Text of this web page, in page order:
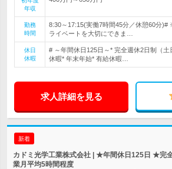
年収
勤務
時間
8:30～17:15(実働7時間45分／休憩60分
ライベートを大切にできま…
休日
休暇
# ～年間休日125日～* 完全週休2日制（
休暇* 年末年始* 有給休暇…
求人詳細を見る
新着
カドミ光学工業株式会社 | ★年間休日125日 ★完
業月平均5時間程度